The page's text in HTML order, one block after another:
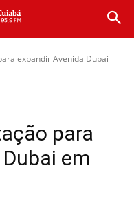
expandir Avenida Dubai
para
em